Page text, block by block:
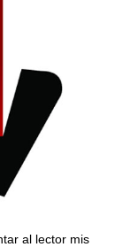
al lector mis